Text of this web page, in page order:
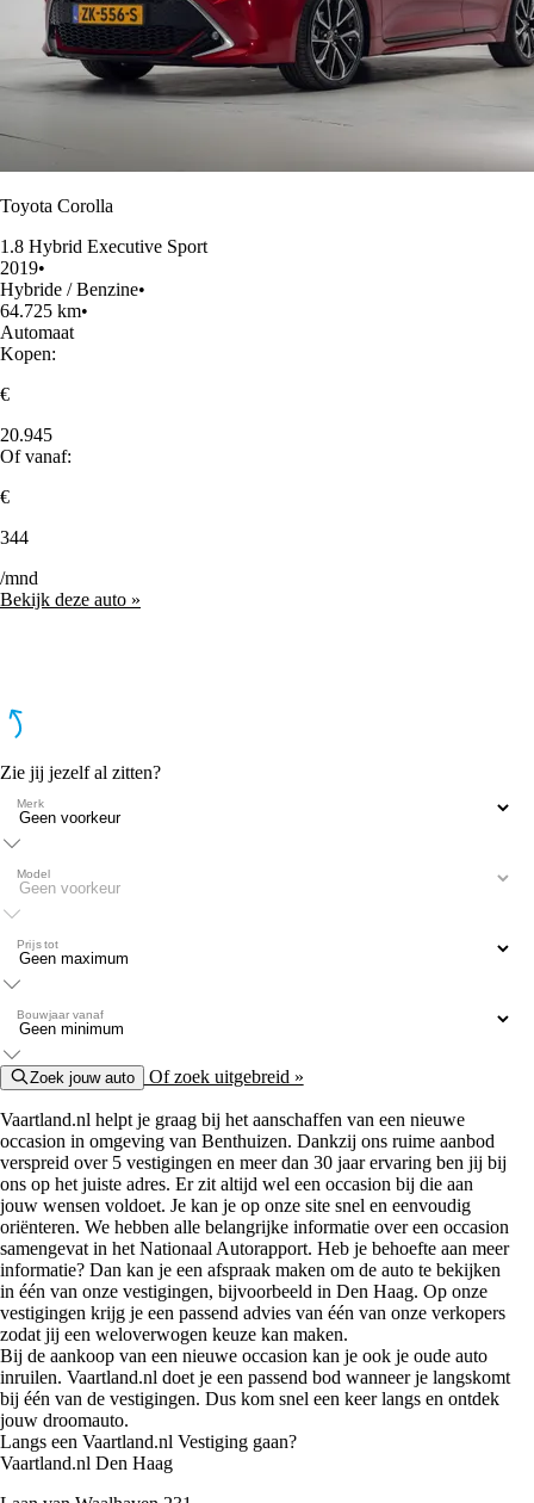
Toyota Corolla
1.8 Hybrid Executive Sport
2019•
Hybride / Benzine•
64.725 km•
Automaat
Kopen:
€
20.945
Of vanaf:
€
344
/mnd
Bekijk deze auto »
Zie jij jezelf al zitten?
Merk
Model
Prijs tot
Bouwjaar vanaf
Zoek jouw auto Of zoek uitgebreid »
Vaartland.nl helpt je graag bij het aanschaffen van een nieuwe
occasion in omgeving van Benthuizen. Dankzij ons ruime aanbod
verspreid over 5 vestigingen en meer dan 30 jaar ervaring ben jij bij
ons op het juiste adres. Er zit altijd wel een occasion bij die aan
jouw wensen voldoet. Je kan je op onze site snel en eenvoudig
oriënteren. We hebben alle belangrijke informatie over een occasion
samengevat in het Nationaal Autorapport. Heb je behoefte aan meer
informatie? Dan kan je een afspraak maken om de auto te bekijken
in één van onze vestigingen, bijvoorbeeld in Den Haag. Op onze
vestigingen krijg je een passend advies van één van onze verkopers
zodat jij een weloverwogen keuze kan maken.
Bij de aankoop van een nieuwe occasion kan je ook je oude auto
inruilen. Vaartland.nl doet je een passend bod wanneer je langskomt
bij één van de vestigingen. Dus kom snel een keer langs en ontdek
jouw droomauto.
Langs een Vaartland.nl Vestiging gaan?
Vaartland.nl Den Haag